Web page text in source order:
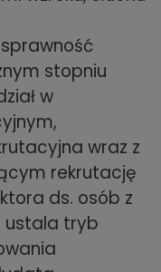
stopniu
w
wraz z
rekrutację
ds. osób z
ustala tryb